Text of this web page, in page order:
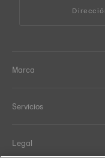
Marca
Servicios
Legal